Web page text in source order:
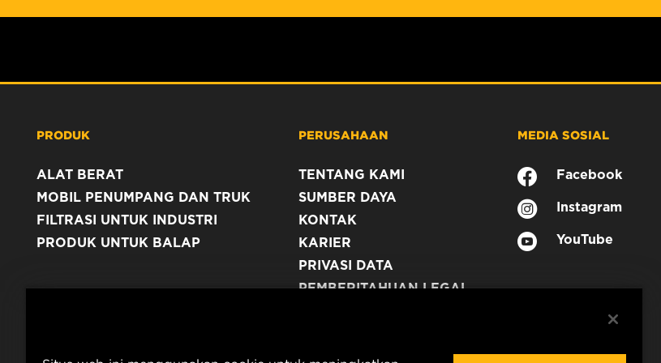
PRODUK
ALAT BERAT
MOBIL PENUMPANG DAN TRUK
FILTRASI UNTUK INDUSTRI
PRODUK UNTUK BALAP
PERUSAHAAN
TENTANG KAMI
SUMBER DAYA
KONTAK
KARIER
PRIVASI DATA
PEMBERITAHUAN LEGAL
MEDIA SOSIAL
Facebook
Instagram
YouTube